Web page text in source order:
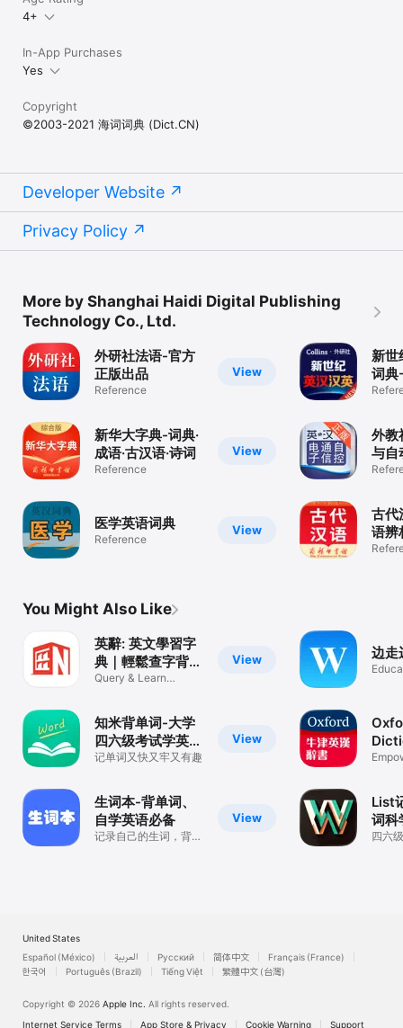
4+
In-App Purchases
Yes
Copyright
©2003-2021 海词词典 (Dict.CN)
Developer Website
Privacy Policy
More by Shanghai Haidi Digital Publishing
Technology Co., Ltd.
View
外研社法语-官方
正版出品
Reference
View
新华大字典-词典·
成语·古汉语·诗词
Reference
View
医学英语词典
Reference
新世
词典
词典
外教
与自
语词
古代
语辨
词/
You Might Also Like
View
英辭: 英文學習字
典｜輕鬆查字背單
字考級備考
Query & Learn
View
知米背单词-大学
四六级考试学英语
记单词app
记单词又快又牢又有趣
View
生词本-背单词、
自学英语必备
记录自己的生词，背自
边走
List
词科
天学
四六
United States
Español (México)
العربية Русский 简体中文
Français (France)
한국어
Português (Brazil) Tiếng Việt 繁體中文 (台灣)
Copyright © 2026 Apple Inc. All rights reserved.
Internet Service Terms
App Store & Privacy Cookie Warning Support